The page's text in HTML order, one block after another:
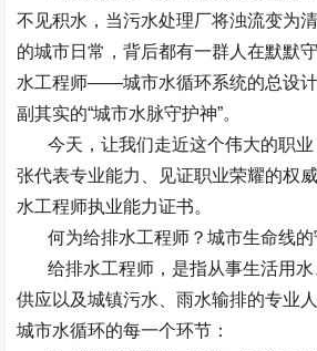
不见积水，当污水处理厂将浊流变为
的城市日常，背后都有一群人在默默
水工程师——城市水循环系统的总设
副其实的“城市水脉守护神”。
今天，让我们走近这个伟大的职
张代表专业能力、见证职业荣耀的权
水工程师执业能力证书。
何为给排水工程师？城市生命线
给排水工程师，是指从事生活用
供应以及城镇污水、雨水输排的专业
城市水循环的每一个环节：